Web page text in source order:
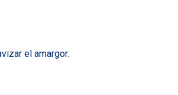
el amargor.